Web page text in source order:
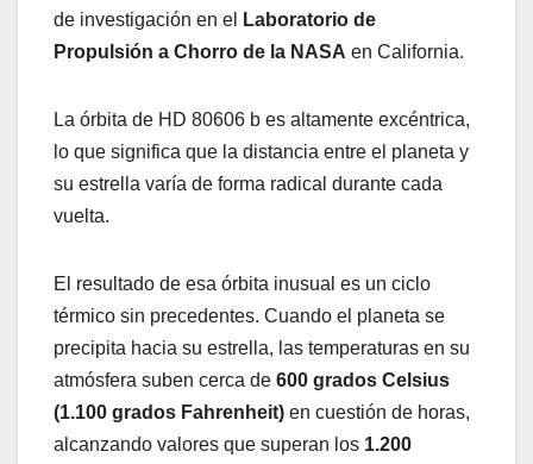
de investigación en el
Laboratorio de
Propulsión a Chorro de la NASA en California.
La órbita de HD 80606 b es altamente excéntrica,
lo que significa que la distancia entre el planeta y
su estrella varía de forma radical durante cada
vuelta.
El resultado de esa órbita inusual es un ciclo
térmico sin precedentes. Cuando el planeta se
precipita hacia su estrella, las temperaturas en su
atmósfera suben cerca de 600 grados Celsius
(1.100 grados Fahrenheit) en cuestión de horas,
alcanzando valores que superan los 1.200